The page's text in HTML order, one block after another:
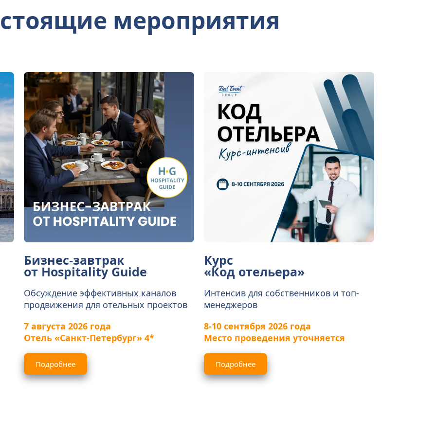
мероприятия
Бизнес-завтрак
от Hospitality Guide
Обсуждение эффективных каналов
продвижения для отельных проектов
7 августа 2026 года
Отель «Санкт-Петербург» 4*
Подробнее
Курс
«Код отельера»
Интенсив для собственников и топ-
менеджеров
8-10 сентября 2026 года
Место проведения уточняется
Подробнее